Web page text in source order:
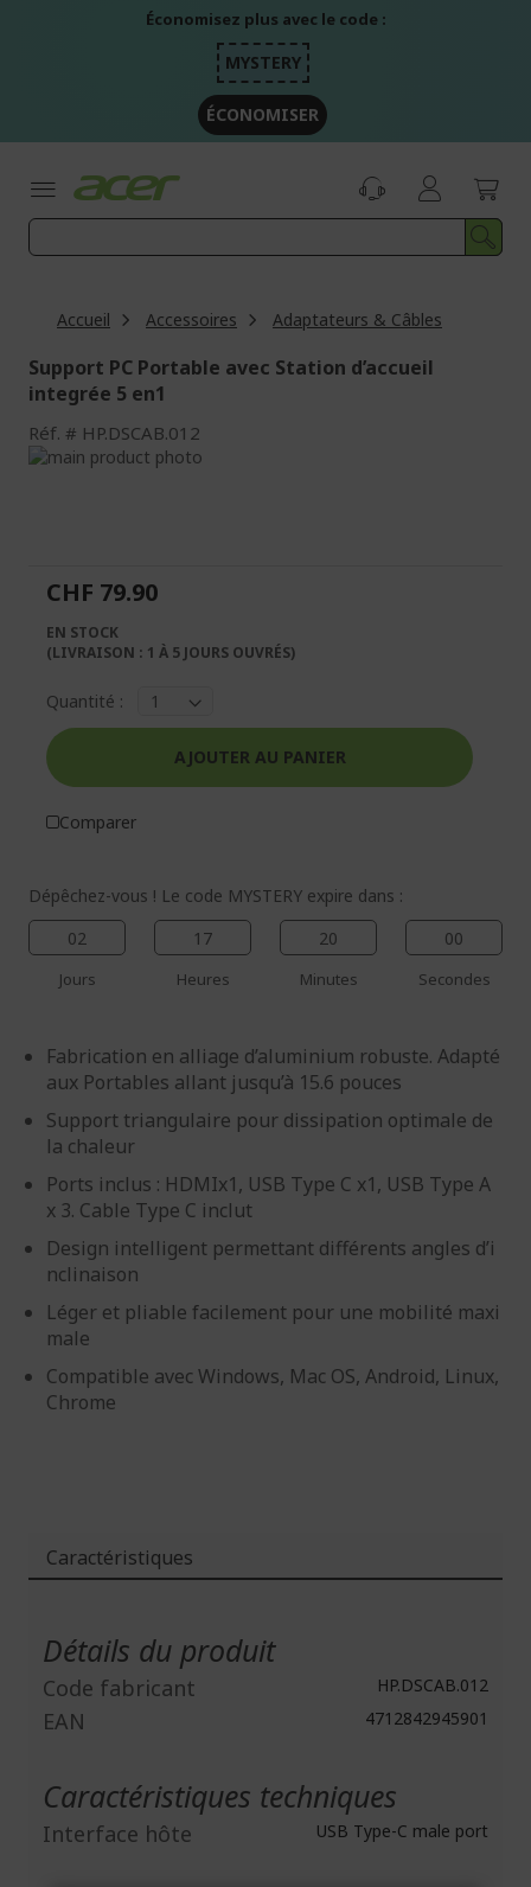
Économisez plus avec le code :
MYSTERY
ÉCONOMISER
Accueil Accessoires Adaptateurs & Câbles
Support PC Portable avec Station d’accueil
integrée 5 en1
Réf. HP.DSCAB.012
Passer
galerie
d’images
Galerie
d’images
Dépêchez-vous ! Le code MYSTERY expire dans :
02
Jours
17
Heures
20
Minutes
00
Secondes
Fabrication en alliage d’aluminium robuste. Adapté
aux Portables allant jusqu’à 15.6 pouces
Support triangulaire pour dissipation optimale de
la chaleur
Ports inclus : HDMIx1, USB Type C x1, USB Type A
x 3. Cable Type C inclut
Design intelligent permettant différents angles d’i
nclinaison
Léger et pliable facilement pour une mobilité maxi
male
Compatible avec Windows, Mac OS, Android, Linux,
Chrome
CHF 79.90
EN STOCK
(LIVRAISON : 1 À 5 JOURS OUVRÉS)
Quantité :
AJOUTER AU PANIER
Comparer
Caractéristiques
Détails du produit
Code fabricant HP.DSCAB.012
EAN 4712842945901
Caractéristiques techniques
Interface hôte USB Type-C male port